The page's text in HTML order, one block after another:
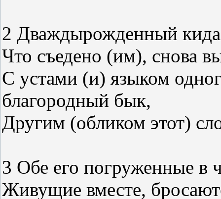
2 Дваждырожденный
Что съедено (им), снова
С устами (и) языком
благородный бык,
Другим (обликом этот)
3 Обе его погруженные в
Живущие вместе,